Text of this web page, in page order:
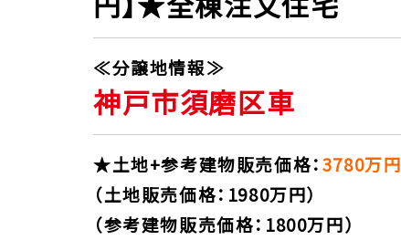
≪分譲地情報≫
神戸市須磨区車
★土地+参考建物販売価格：3780万円
（土地販売価格：1980万円）
（参考建物販売価格：1800万円）